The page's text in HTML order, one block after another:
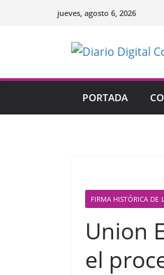
jueves, agosto 6, 2026
PORTADA
FIRMA HISTÓRICA DE
Union
el